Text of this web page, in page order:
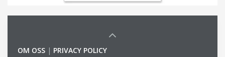
OM OSS | PRIVACY POLICY